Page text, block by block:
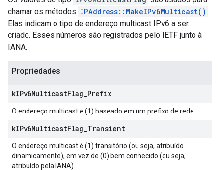
chamar os métodos IPAddress::MakeIPv6Multicast() .
Elas indicam o tipo de endereço multicast IPv6 a ser
criado. Esses números são registrados pelo IETF junto à
IANA.
Propriedades
kIPv6MulticastFlag Prefix
O endereço multicast é (1) baseado em um prefixo de rede.
kIPv6MulticastFlag Transient
O endereço multicast é (1) transitório (ou seja, atribuído
dinamicamente), em vez de (0) bem conhecido (ou seja,
atribuído pela IANA).